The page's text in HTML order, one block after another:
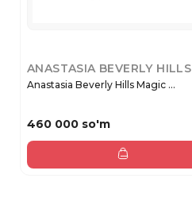
ANASTASIA BEVERLY HILLS
Anastasia Beverly Hills Magic ...
460 000 so'm